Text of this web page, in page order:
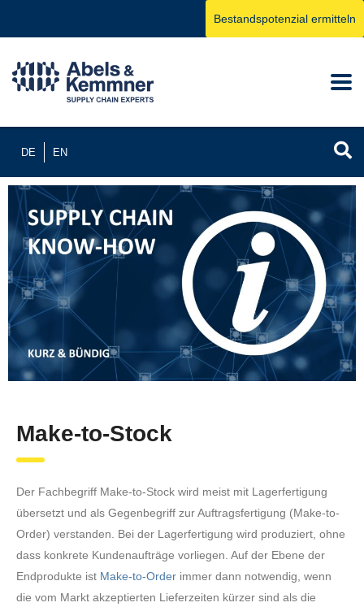
DE EN
Bestandspotenzial ermitteln
Make-to-Stock
Der Fachbegriff Make-to-Stock wird meist mit Lagerfertigung
übersetzt und als Gegenbegriff zur Auftragsfertigung (Make-to-
Order) verstanden. Bei der Lagerfertigung wird produziert, ohne
dass konkrete Kundenaufträge vorliegen. Auf der Ebene der
Endprodukte ist Make-to-Order immer dann notwendig, wenn
die vom Markt akzeptierten Lieferzeiten kürzer sind als die